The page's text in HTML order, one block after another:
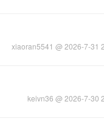
xiaoran5541 @ 2026-7-31
keivn36 @ 2026-7-30